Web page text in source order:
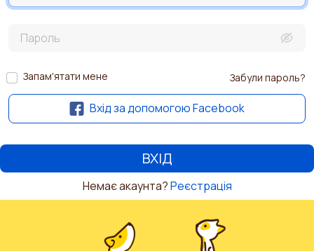
Запам'ятати мене Забули пароль?
Вхід за допомогою Facebook
Немає акаунта?Реєстрація